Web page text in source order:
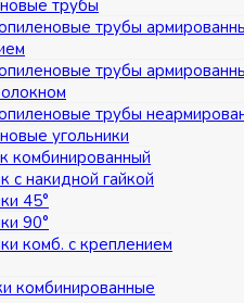
трубы
трубы
трубы
трубы
угольники
комбинированный
с накидной гайкой
45°
90°
комб. с креплением
комбинированные